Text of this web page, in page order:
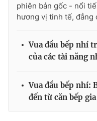
phiên bản gốc - nổi
hương vị tinh tế, đẳng
Vua đầu bếp nhí
của các tài năng
Vua đầu bếp nhí:
đến từ căn bếp